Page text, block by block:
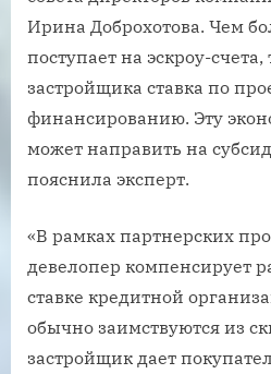
Ирина Доброхотова. Чем
поступает на эскроу-
застройщика ставка по
финансированию. Эту
может направить на
пояснила эксперт.
«В рамках партнерских
девелопер компенсирует
ставке кредитной
обычно заимствуются из
застройщик дает